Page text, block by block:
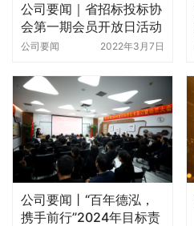
公司要闻｜省招标投标协
会第一期会员开放日活动
走进德泓咨询
公司要闻 2022年3月7日
公司要闻丨“百年德泓，
携手前行”2024年目标责